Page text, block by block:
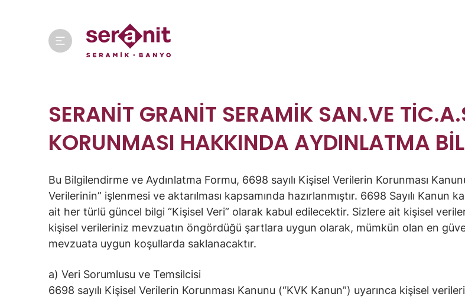
SERANİT GRANİT SERAMİK SAN.VE
KORUNMASI HAKKINDA AYDINLATMA
Bu Bilgilendirme ve Aydınlatma Formu, 6698 sayılı Kişisel Verilerin Korunması
Verilerinin” işlenmesi ve aktarılması kapsamında hazırlanmıştır. 6698 Sayılı Kanun
ait her türlü güncel bilgi “Kişisel Veri” olarak kabul edilecektir. Sizlere ait kişisel
kişisel verileriniz mevzuatın öngördüğü şartlara uygun olarak, mümkün olan en
mevzuata uygun koşullarda saklanacaktır.
a) Veri Sorumlusu ve Temsilcisi
6698 sayılı Kişisel Verilerin Korunması Kanunu (“KVK Kanun”) uyarınca kişisel